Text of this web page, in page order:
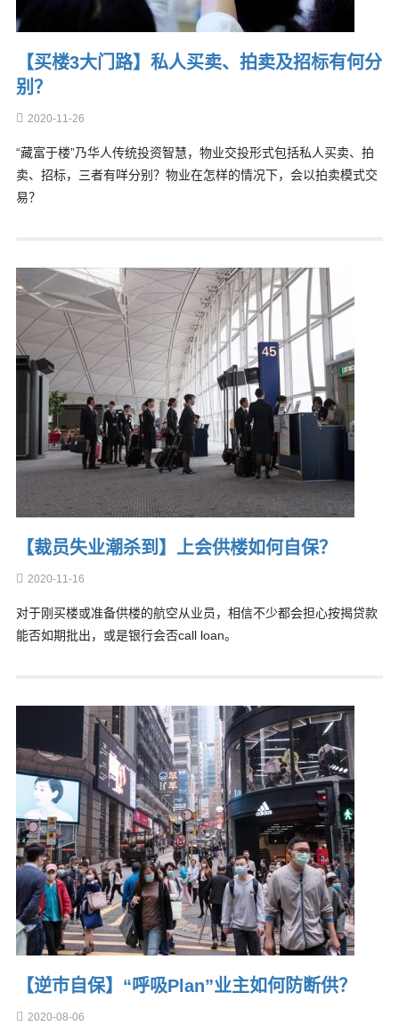
【买楼3大门路】私人买卖、拍卖及招标有何分
别？
2020-11-26
“藏富于楼”乃华人传统投资智慧，物业交投形式包括私人买卖、拍
卖、招标，三者有咩分别？物业在怎样的情况下，会以拍卖模式交
易？
【裁员失业潮杀到】上会供楼如何自保？
2020-11-16
对于刚买楼或准备供楼的航空从业员，相信不少都会担心按揭贷款
能否如期批出，或是银行会否call loan。
【逆巿自保】“呼吸Plan”业主如何防断供？
2020-08-06